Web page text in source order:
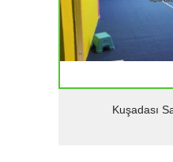
Kuşadası